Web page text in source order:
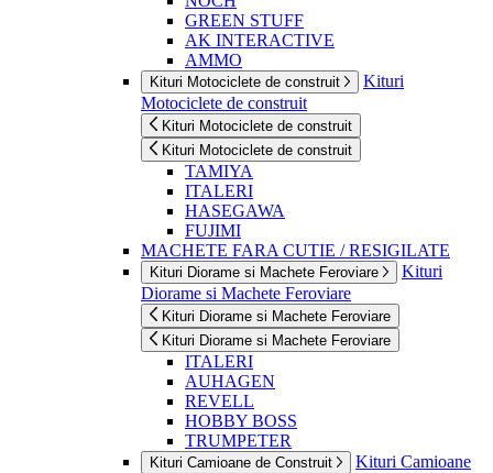
GREEN STUFF
AK INTERACTIVE
AMMO
Kituri Motociclete de construit
Kituri
Motociclete de construit
Kituri Motociclete de construit
Kituri Motociclete de construit
TAMIYA
ITALERI
HASEGAWA
FUJIMI
MACHETE FARA CUTIE / RESIGILATE
Kituri Diorame si Machete Feroviare
Kituri
Diorame si Machete Feroviare
Kituri Diorame si Machete Feroviare
Kituri Diorame si Machete Feroviare
ITALERI
AUHAGEN
REVELL
HOBBY BOSS
TRUMPETER
Kituri Camioane de Construit
Kituri Camioane